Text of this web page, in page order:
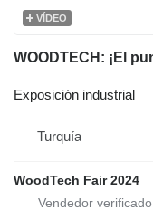
VÍDEO
Exposición industrial
Turquía
WoodTech Fair 2024